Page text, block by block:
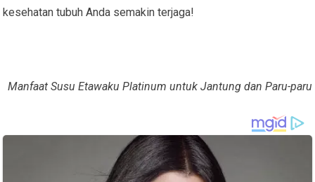
kesehatan tubuh Anda semakin terjaga!
Manfaat Susu Etawaku Platinum untuk Jantung dan Paru-paru